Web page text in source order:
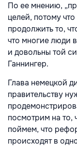
По ее мнению,
целей, потому
продолжить то,
что многие люди
и довольны той
Ганнингер.
Глава немецкой
правительству
посмотрим на то,
поймем, что
происходят в